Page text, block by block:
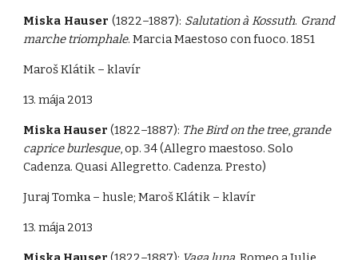
Miska Hauser (1822–1887): Salutation à Kossuth. Grand
marche triomphale. Marcia Maestoso con fuoco. 1851
Maroš Klátik – klavír
13. mája 2013
Miska Hauser(1822–1887): The Bird on the tree, grande
caprice burlesque, op. 34 (Allegro maestoso. Solo
Cadenza. Quasi Allegretto. Cadenza. Presto)
Juraj Tomka – husle; Maroš Klátik – klavír
13. mája 2013